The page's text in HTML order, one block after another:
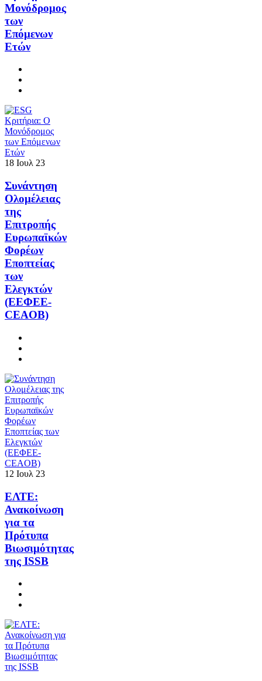
Μονόδρομος
των
Επόμενων
Ετών
18 Ιουλ 23
Συνάντηση
Ολομέλειας
της
Επιτροπής
Ευρωπαϊκών
Φορέων
Εποπτείας
των
Ελεγκτών
(ΕΕΦΕΕ-
CEAOB)
12 Ιουλ 23
ΕΛΤΕ:
Ανακοίνωση
για τα
Πρότυπα
Βιωσιμότητας
της ISSB